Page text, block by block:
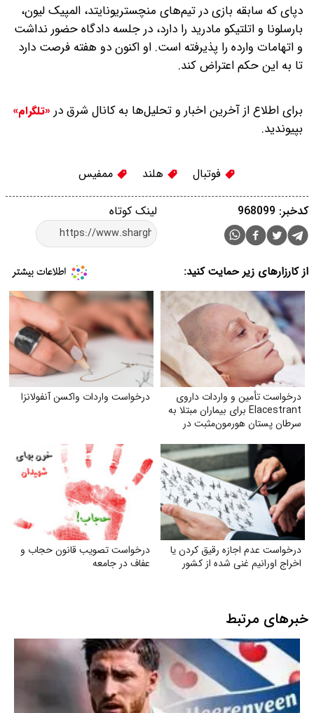
دپای که سابقه بازی در تیم‌های منچستریونایتد، المپیک لیون،
بارسلونا و اتلتیکو مادرید را دارد، در جلسه دادگاه حضور نداشت
و اتهامات وارده را پذیرفته است. او اکنون دو هفته فرصت دارد
تا به این حکم اعتراض کند.
برای اطلاع از آخرین اخبار و تحلیل‌ها به کانال شرق در «تلگرام»
بپیوندید.
فوتبال هلند ممفیس
لینک کوتاه کدخبر: 968099
از کارزارهای زیر حمایت کنید:
درخواست تأمین و واردات داروی
Elacestrant برای بیماران مبتلا به
سرطان پستان هورمون‌مثبت در
درخواست واردات واکسن آنفولانزا
درخواست عدم اجازه رقیق کردن یا
اخراج اورانیم غنی شده از کشور
درخواست تصویب قانون حجاب و
عفاف در جامعه
خبرهای مرتبط